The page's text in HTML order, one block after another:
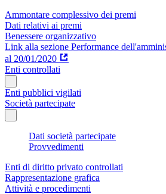
Ammontare complessivo dei premi
Dati relativi ai premi
Benessere organizzativo
Link alla sezione Performance
al 20/01/2020
Enti controllati
Enti pubblici vigilati
Società partecipate
Dati società partecipate
Provvedimenti
Enti di diritto privato controllati
Rappresentazione grafica
Attività e procedimenti